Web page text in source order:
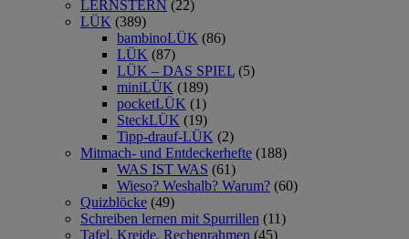
LERNSTERN (22)
LÜK (389)
bambinoLÜK (86)
LÜK (87)
LÜK – DAS SPIEL (5)
miniLÜK (189)
pocketLÜK (1)
SteckLÜK (19)
Tipp-drauf-LÜK (2)
Mitmach- und Entdeckerhefte (188)
WAS IST WAS (61)
Wieso? Weshalb? Warum? (60)
Quizblöcke (49)
Schreiben lernen mit Spurrillen (11)
Tafel, Kreide, Rechenrahmen (45)